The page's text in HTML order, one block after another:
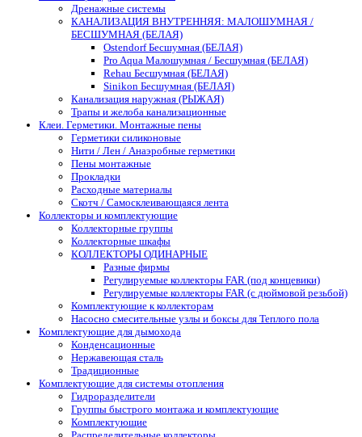
Дренажные системы
КАНАЛИЗАЦИЯ ВНУТРЕННЯЯ: МАЛОШУМНАЯ /
БЕСШУМНАЯ (БЕЛАЯ)
Ostendorf Бесшумная (БЕЛАЯ)
Pro Aqua Малошумная / Бесшумная (БЕЛАЯ)
Rehau Бесшумная (БЕЛАЯ)
Sinikon Бесшумная (БЕЛАЯ)
Канализация наружная (РЫЖАЯ)
Трапы и желоба канализационные
Клеи. Герметики. Монтажные пены
Герметики силиконовые
Нити / Лен / Анаэробные герметики
Пены монтажные
Прокладки
Расходные материалы
Скотч / Самосклеивающаяся лента
Коллекторы и комплектующие
Коллекторные группы
Коллекторные шкафы
КОЛЛЕКТОРЫ ОДИНАРНЫЕ
Разные фирмы
Регулируемые коллекторы FAR (под концевики)
Регулируемые коллекторы FAR (с дюймовой резьбой)
Комплектующие к коллекторам
Насосно смесительные узлы и боксы для Теплого пола
Комплектующие для дымохода
Конденсационные
Нержавеющая сталь
Традиционные
Комплектующие для системы отопления
Гидроразделители
Группы быстрого монтажа и комплектующие
Комплектующие